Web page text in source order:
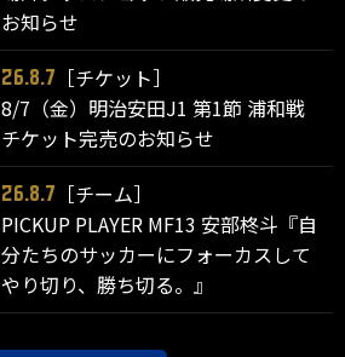
お知らせ
26.8.7
［チケット］
8/7（金）明治安田J1 第1節 浦和戦
チケット完売のお知らせ
26.8.7
［チーム］
PICKUP PLAYER MF13 安部柊斗『自
分たちのサッカーにフォーカスして
やり切り、勝ち切る。』